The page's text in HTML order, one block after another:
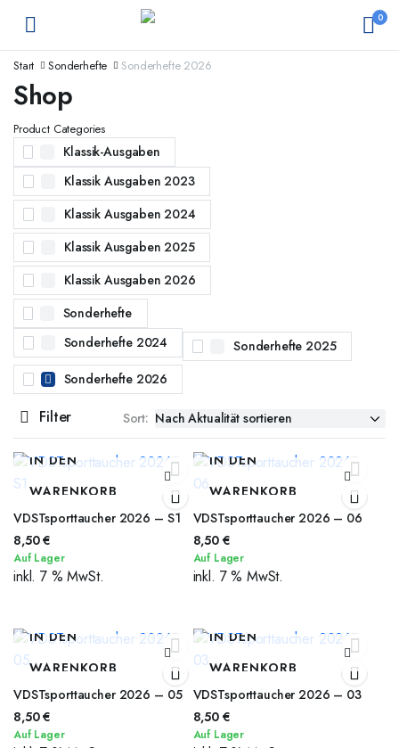
0
Start Sonderhefte Sonderhefte 2026
Shop
Product Categories
Klassik-Ausgaben
Klassik Ausgaben 2023
Klassik Ausgaben 2024
Klassik Ausgaben 2025
Klassik Ausgaben 2026
Sonderhefte
Sonderhefte 2024
Sonderhefte 2025
Sonderhefte 2026
Filter Sort:
IN DEN
WARENKORB
VDSTsporttaucher 2026 – S1
8,50€
Auf Lager
inkl. 7 % MwSt.
IN DEN
WARENKORB
VDSTsporttaucher 2026 – 06
8,50 €
Auf Lager
inkl. 7 % MwSt.
IN DEN
WARENKORB
VDSTsporttaucher 2026 – 05
8,50€
Auf Lager
IN DEN
WARENKORB
VDSTsporttaucher 2026 – 03
8,50 €
Auf Lager